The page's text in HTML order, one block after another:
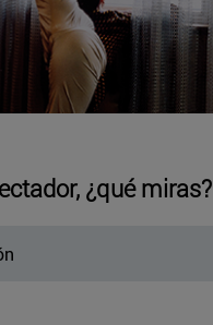
¿qué miras?